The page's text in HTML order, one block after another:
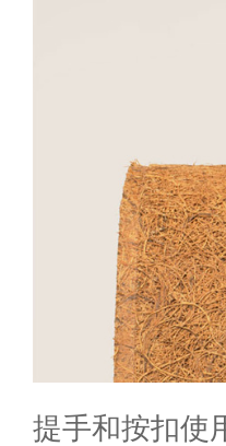
提手和按扣使